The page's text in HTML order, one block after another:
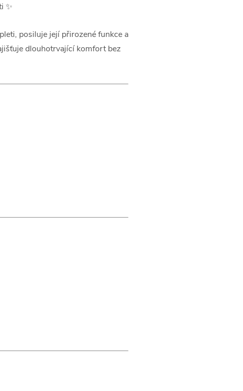
✨
posiluje její přirozené funkce a
dlouhotrvající komfort bez